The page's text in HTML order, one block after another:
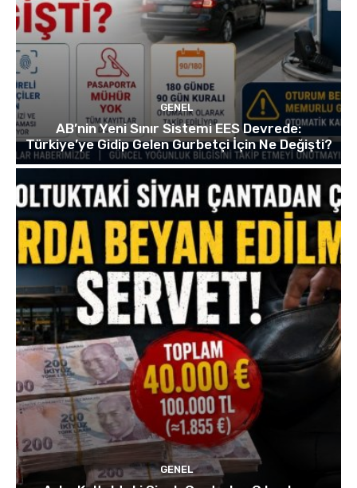
GENEL
AB’nin Yeni Sınır Sistemi EES Devrede:
Türkiye’ye Gidip Gelen Gurbetçi İçin Ne Değişti?
GENEL